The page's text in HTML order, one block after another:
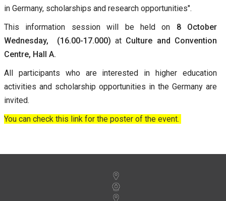
in Germany, scholarships and research opportunities".
This information session will be held on
8 October
Wednesday, (16.00-17.000) at Culture and Convention
Centre, Hall A.
All participants who are interested in higher education
activities and scholarship opportunities in the Germany are
invited.
You can check this link for the poster of the event.